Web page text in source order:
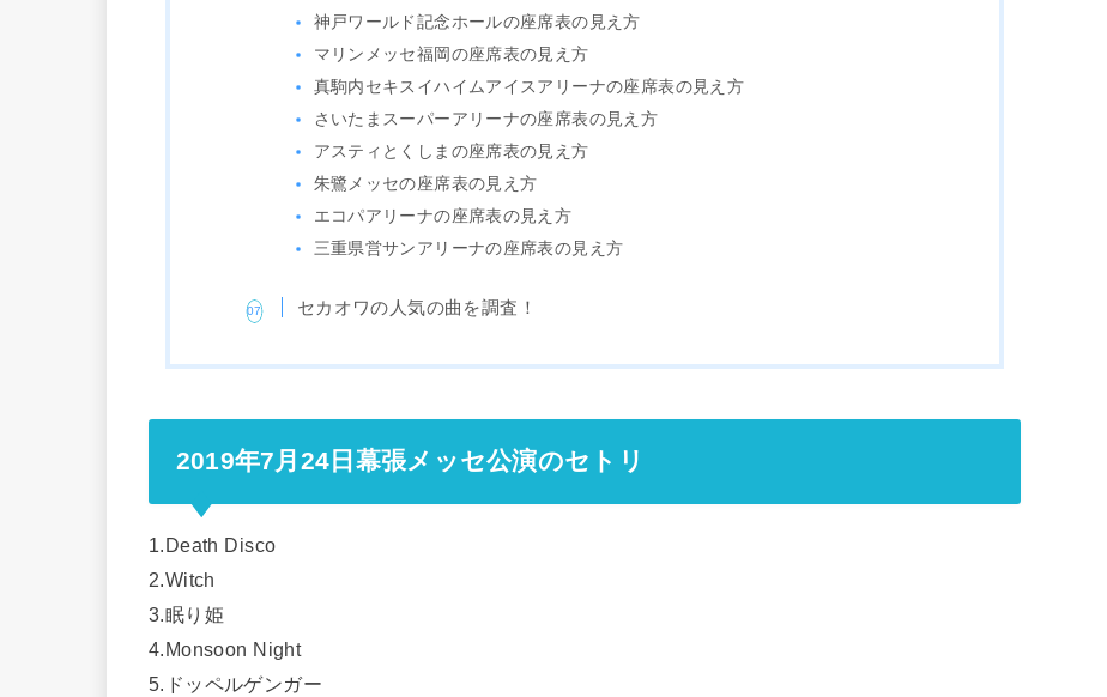
神戸ワールド記念ホールの座席表の見え方
マリンメッセ福岡の座席表の見え方
真駒内セキスイハイムアイスアリーナの座席表の見え方
さいたまスーパーアリーナの座席表の見え方
アスティとくしまの座席表の見え方
朱鷺メッセの座席表の見え方
エコパアリーナの座席表の見え方
三重県営サンアリーナの座席表の見え方
セカオワの人気の曲を調査！
2019年7月24日幕張メッセ公演のセトリ
1.Death Disco
2.Witch
3.眠り姫
4.Monsoon Night
5.ドッペルゲンガー